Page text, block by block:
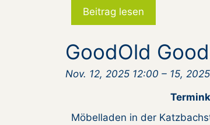
Beitrag lesen
GoodOld
Nov. 12, 2025 12:00 – 15,
Möbelladen in der